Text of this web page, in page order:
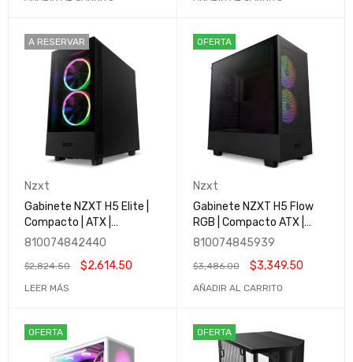
A RESERVAR
Nzxt
Gabinete NZXT H5 Elite |
Compacto | ATX |
Iluminación RGB
y Lateral de Vidrio
Templado | Gestión de
810074842440
$2,824.50 $2,614.50
LEER MÁS
OFERTA
Nzxt
Gabinete NZXT H5 Flow
RGB | Compacto ATX |
Panel frontal perforado
Cristal templado | Gestión
de cables | CC-H51FB-R1
810074845939
$3,486.00 $3,349.50
AÑADIR AL CARRITO
OFERTA OFERTA